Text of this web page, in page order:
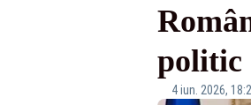
politic
4 iun. 2026,